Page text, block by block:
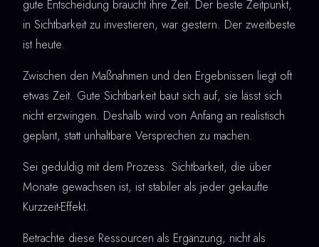
gute Entscheidung braucht ihre Zeit. Der beste Zeitpunkt,
in Sichtbarkeit zu investieren, war gestern. Der zweitbeste
ist heute.
Zwischen den Maßnahmen und den Ergebnissen liegt oft
etwas Zeit. Gute Sichtbarkeit baut sich auf, sie lässt sich
nicht erzwingen. Deshalb wird von Anfang an realistisch
geplant, statt unhaltbare Versprechen zu machen.
Sei geduldig mit dem Prozess. Sichtbarkeit, die über
Monate gewachsen ist, ist stabiler als jeder gekaufte
Kurzzeit-Effekt.
Betrachte diese Ressourcen als Ergänzung, nicht als